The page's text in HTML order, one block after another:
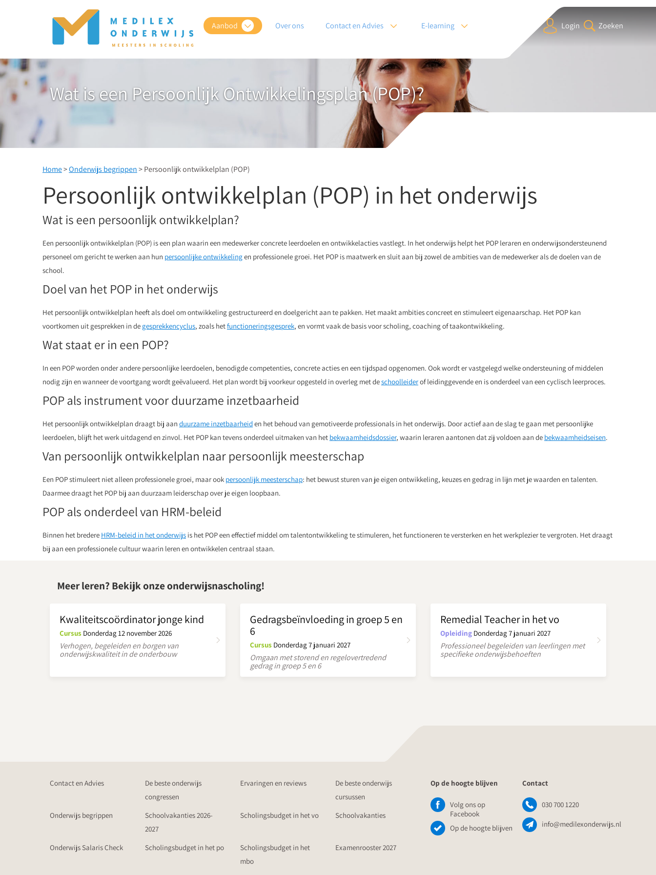
Aanbod Over ons Contact en Advies E-learning Login Zoeken
Wat is een Persoonlijk Ontwikkelingsplan (POP)?
Home>Onderwijs begrippen> Persoonlijk ontwikkelplan (POP)
Persoonlijk ontwikkelplan (POP) in het onderwijs
Wat is een persoonlijk ontwikkelplan?
Een persoonlijk ontwikkelplan (POP) is een plan waarin een medewerker concrete leerdoelen en ontwikkelacties vastlegt. In het onderwijs helpt het POP leraren en onderwijsondersteunend
personeel om gericht te werken aan hun persoonlijke ontwikkelingen professionele groei. Het POP is maatwerk en sluit aan bij zowel de ambities van de medewerker als de doelen van de
school.
Doel van het POP in het onderwijs
Het persoonlijk ontwikkelplan heeft als doel om ontwikkeling gestructureerd en doelgericht aan te pakken. Het maakt ambities concreet en stimuleert eigenaarschap. Het POP kan
voortkomen uit gesprekken in de gesprekkencyclus, zoals hetfunctioneringsgesprek, en vormt vaak de basis voor scholing, coaching of taakontwikkeling.
Wat staat er in een POP?
In een POP worden onder andere persoonlijke leerdoelen, benodigde competenties, concrete acties en een tijdspad opgenomen. Ook wordt er vastgelegd welke ondersteuning of middelen
nodig zijn en wanneer de voortgang wordt geëvalueerd. Het plan wordt bij voorkeur opgesteld in overleg met deschoolleiderof leidinggevende en is onderdeel van een cyclisch leerproces.
POP als instrument voor duurzame inzetbaarheid
Het persoonlijk ontwikkelplan draagt bij aan duurzame inzetbaarheid en het behoud van gemotiveerde professionals in het onderwijs. Door actief aan de slag te gaan met persoonlijke
leerdoelen, blijft het werk uitdagend en zinvol. Het POP kan tevens onderdeel uitmaken van het bekwaamheidsdossier, waarin leraren aantonen dat zij voldoen aan de bekwaamheidseisen.
Van persoonlijk ontwikkelplan naar persoonlijk meesterschap
Een POP stimuleert niet alleen professionele groei, maar ook persoonlijk meesterschap: het bewust sturen van je eigen ontwikkeling, keuzes en gedrag in lijn met je waarden en talenten.
Daarmee draagt het POP bij aan duurzaam leiderschap over je eigen loopbaan.
POP als onderdeel van HRM-beleid
Binnen het bredere HRM-beleid in het onderwijs is het POP een effectief middel om talentontwikkeling te stimuleren, het functioneren te versterken en het werkplezier te vergroten. Het draagt
bij aan een professionele cultuur waarin leren en ontwikkelen centraal staan.
Meer leren? Bekijk onze onderwijsnascholing!
Kwaliteitscoördinator jonge kind
Cursus Donderdag 12 november 2026
Verhogen, begeleiden en borgen van
onderwijskwaliteit in de onderbouw
Gedragsbeïnvloeding in groep 5 en
6
Cursus Donderdag 7 januari 2027
Omgaan met storend en regelovertredend
gedrag in groep 5 en 6
Remedial Teacher in het vo
Opleiding Donderdag 7 januari 2027
Professioneel begeleiden van leerlingen met
specifieke onderwijsbehoeften
Contact en Advies
De beste onderwijs
congressen
Ervaringen en reviews
De beste onderwijs
cursussen
Onderwijs begrippen
Schoolvakanties 2026-
2027
Scholingsbudget in het vo Schoolvakanties
Onderwijs Salaris Check Scholingsbudget in het po
Scholingsbudget in het
mbo
Examenrooster 2027
Op de hoogte blijven
Volg ons op
Facebook
Op de hoogte blijven
Contact
030 700 1220
info@medilexonderwijs.nl